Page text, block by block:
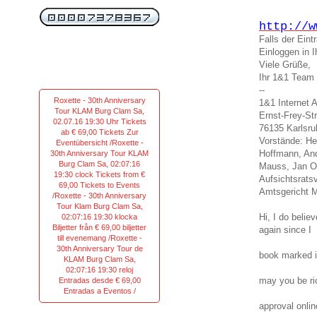
http://
Falls der
Einloggen in
Viele Grüße,
Ihr 1&1 Team
--
1&1 Internet
Ernst-Frey-
76135
Vorstände:
Hoffmann,
Mauss, Jan
Amtsgericht
Hi, I do
again since I
book marked
may you be
approval
Roxette - 30th Anniversary
Tour KLAM Burg Clam Sa,
02.07.16 19:30 Uhr Tickets
ab € 69,00 Tickets Zur
Eventübersicht /Roxette -
30th Anniversary Tour KLAM
Burg Clam Sa, 02:07:16
19:30 clock Tickets from €
69,00 Tickets to Events
/Roxette - 30th Anniversary
Tour Klam Burg Clam Sa,
02:07:16 19:30 klocka
Biljetter från € 69,00 biljetter
till evenemang /Roxette -
30th Anniversary Tour de
KLAM Burg Clam Sa,
02:07:16 19:30 reloj
Entradas desde € 69,00
Entradas a Eventos /